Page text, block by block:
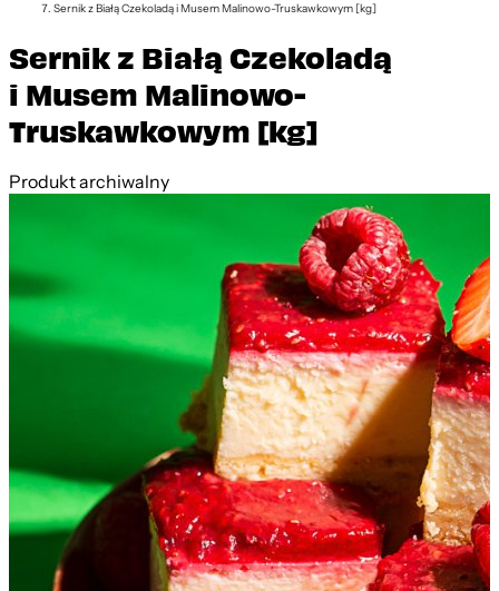
Sernik z Białą Czekoladą i Musem Malinowo-Truskawkowym [kg]
Sernik z Białą Czekoladą
i Musem Malinowo-
Truskawkowym [kg]
Produkt archiwalny